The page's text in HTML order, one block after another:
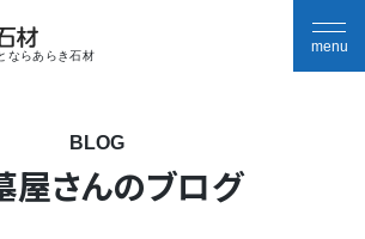
ならあらき石材
BLOG
屋さんのブログ